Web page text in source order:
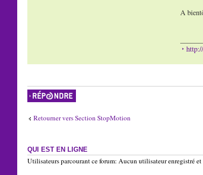
A
Répondre
Retourner vers Section StopMotion
QUI EST EN LIGNE
Utilisateurs parcourant ce forum: Aucun utilisateur enregistré